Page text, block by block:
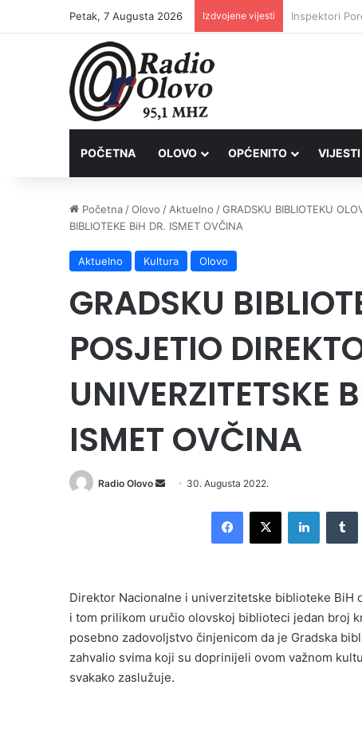
Petak, 7 Augusta 2026 Izdvojene vijesti Četvrto ljeto
POČETNA OLOVO OPĆENITO
Početna /Olovo / Aktuelno /GRADSKU BIBLIOTEKU
BIBLIOTEKE BiH DR. ISMET OVČINA
Aktuelno Kultura Olovo
GRADSKU
POSJETIO
UNIVERZITETSKE
ISMET OVČINA
Radio Olovo
Send 30. Augusta 2022.
Facebook
X LinkedIn
Direktor Nacionalne i univerzitetske biblioteke BiH
i tom prilikom uručio olovskoj biblioteci jedan broj
posebno zadovoljstvo činjenicom da je Gradska
zahvalio svima koji su doprinijeli ovom važnom
svakako zaslužuje.